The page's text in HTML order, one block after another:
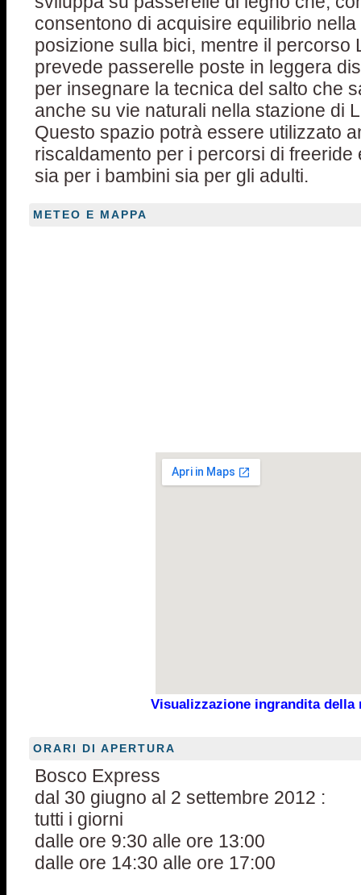
consentono di acquisire equilibrio
posizione sulla bici, mentre il percorso
prevede passerelle poste in leggera
per insegnare la tecnica del salto che
anche su vie naturali nella stazione di
Questo spazio potrà essere utilizzato
riscaldamento per i percorsi di freeride
sia per i bambini sia per gli adulti.
METEO E MAPPA
Visualizzazione ingrandita della
ORARI DI APERTURA
Bosco Express
dal 30 giugno al 2 settembre 2012 :
tutti i giorni
dalle ore 9:30 alle ore 13:00
dalle ore 14:30 alle ore 17:00